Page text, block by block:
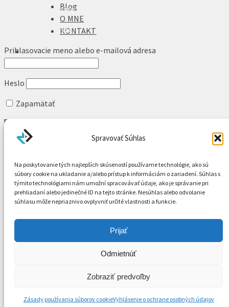
Spravovať Súhlas
Na poskytovanie tých najlepších skúseností používame technológie, ako sú
súbory cookie na ukladanie a/alebo prístup k informáciám o zariadení. Súhlas s
týmito technológiami nám umožní spracovávať údaje, ako je správanie pri
prehliadaní alebo jedinečné ID na tejto stránke. Nesúhlas alebo odvolanie
súhlasu môže nepriaznivo ovplyvniť určité vlastnosti a funkcie.
Prijať
Odmietnúť
Zobraziť predvoľby
Zásady používania súborov cookieVyhlásenie o ochrane osobných údajov
Blog
O MNE
KONTAKT
Instagram
© 2026 Marek Lukáč
Prihlasovacie meno alebo e-mailová adresa
Heslo
Zapamätať
Search for:
Domov
Galéria
Portréty
Príprava
Obrad
Chránený obsah